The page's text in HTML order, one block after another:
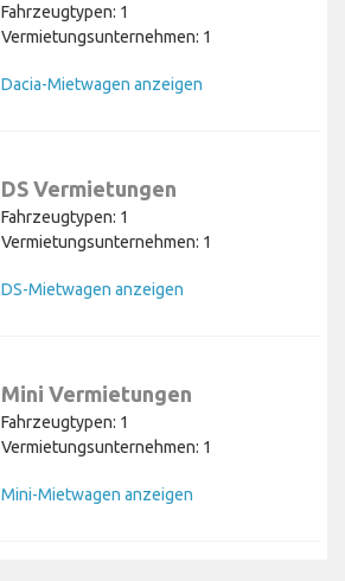
Fahrzeugtypen: 1
Vermietungsunternehmen: 1
Dacia-Mietwagen anzeigen
DS Vermietungen
Fahrzeugtypen: 1
Vermietungsunternehmen: 1
DS-Mietwagen anzeigen
Mini Vermietungen
Fahrzeugtypen: 1
Vermietungsunternehmen: 1
Mini-Mietwagen anzeigen